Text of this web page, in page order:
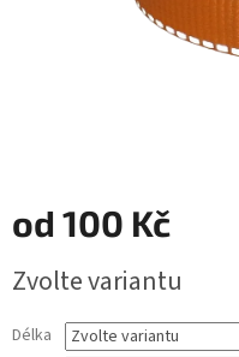
od 100 Kč
cena:
Zvolte variantu
Délka